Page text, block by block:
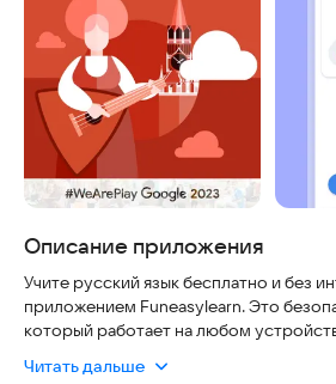
Описание приложения
Учите русский язык бесплатно и без
приложением Funeasylearn. Это
который работает на любом
обновлению словаря.
Читать дальше